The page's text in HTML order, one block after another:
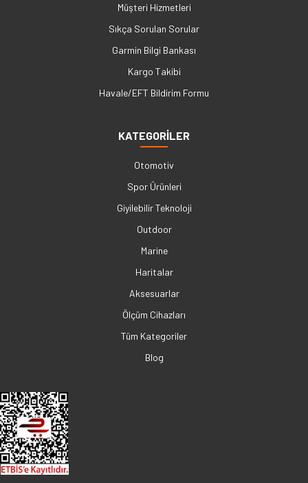
Müşteri Hizmetleri
Sıkça Sorulan Sorular
Garmin Bilgi Bankası
Kargo Takibi
Havale/EFT Bildirim Formu
KATEGORİLER
Otomotiv
Spor Ürünleri
Giyilebilir Teknoloji
Outdoor
Marine
Haritalar
Aksesuarlar
Ölçüm Cihazları
Tüm Kategoriler
Blog